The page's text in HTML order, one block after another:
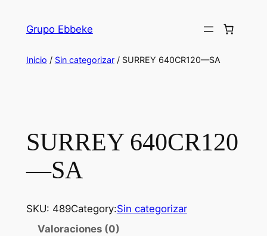
Grupo Ebbeke
Inicio / Sin categorizar/ SURREY 640CR120—SA
SURREY 640CR120
—SA
SKU: 489Category:Sin categorizar
Valoraciones (0)